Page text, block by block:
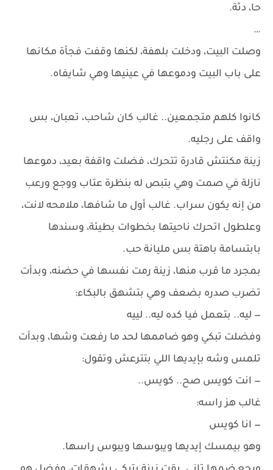
حا، دثة.
…
وصلت البيت، ودخلت بلهفة، لكنها وقفت فجأة مكانها
على باب البيت ودموعها في عينيها وهي شايفاه.
كانوا كلهم متجمعين.. غالب كان شاحب، تعبان، بس
واقف على رجليه.
زينة مكنتش قادرة تتحرك، فضلت واقفة بعيد، دموعها
نازلة في صمت وهي بتبص له بنظرة عتاب ووجع ورعب
من إنه يكون سراب. غالب أول ما شافها، ملامحه لانت،
وعلطول اتحرك ناحيتها بخطوات بطيئة، وسندها
بابتسامة باهتة بس مليانة حب.
بمجرد ما قرب منها، زينة رمت نفسها في حضنه، وبدأت
تضرب صدره بضعف وهي بتشهق بالبكاء:
— ليه.. بتعمل فيا كده ليه.. لييه
وفضلت تبكي وهو ضاممها لحد ما رفعت وشها، وبدأت
تلمس وشه بإيديها اللي بتترعش وتقول:
— انت كويس صح.. كويس..
غالب هز راسه:
— انا كويس
وهو بيمسك إيديها ويبوسها ويبوس راسها.